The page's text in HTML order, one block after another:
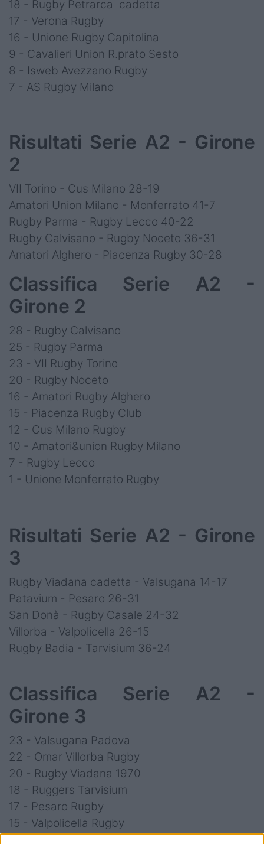
18 - Rugby Petrarca cadetta
17 - Verona Rugby
16 - Unione Rugby Capitolina
9 - Cavalieri Union R.prato Sesto
8 - Isweb Avezzano Rugby
7 - AS Rugby Milano
Risultati Serie A2 - Girone
2
VII Torino - Cus Milano 28-19
Amatori Union Milano - Monferrato 41-7
Rugby Parma - Rugby Lecco 40-22
Rugby Calvisano - Rugby Noceto 36-31
Amatori Alghero - Piacenza Rugby 30-28
Classifica Serie A2 -
Girone 2
28 - Rugby Calvisano
25 - Rugby Parma
23 - VII Rugby Torino
20 - Rugby Noceto
16 - Amatori Rugby Alghero
15 - Piacenza Rugby Club
12 - Cus Milano Rugby
10 - Amatori&union Rugby Milano
7 - Rugby Lecco
1 - Unione Monferrato Rugby
Risultati Serie A2 - Girone
3
Rugby Viadana cadetta - Valsugana 14-17
Patavium - Pesaro 26-31
San Donà - Rugby Casale 24-32
Villorba - Valpolicella 26-15
Rugby Badia - Tarvisium 36-24
Classifica Serie A2 -
Girone 3
23 - Valsugana Padova
22 - Omar Villorba Rugby
20 - Rugby Viadana 1970
18 - Ruggers Tarvisium
17 - Pesaro Rugby
15 - Valpolicella Rugby
15 - Rugby Casale